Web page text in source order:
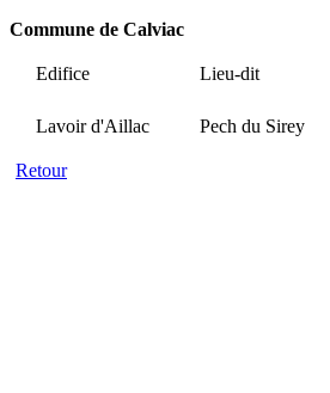
Commune de Calviac
Edifice Lieu-dit
Lavoir d'Aillac Pech du Sirey
Retour